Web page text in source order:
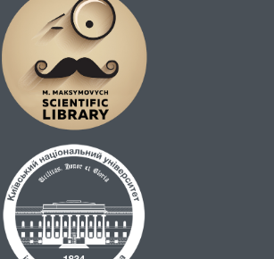
згуртованості в умовах
внутрішнього переміщення